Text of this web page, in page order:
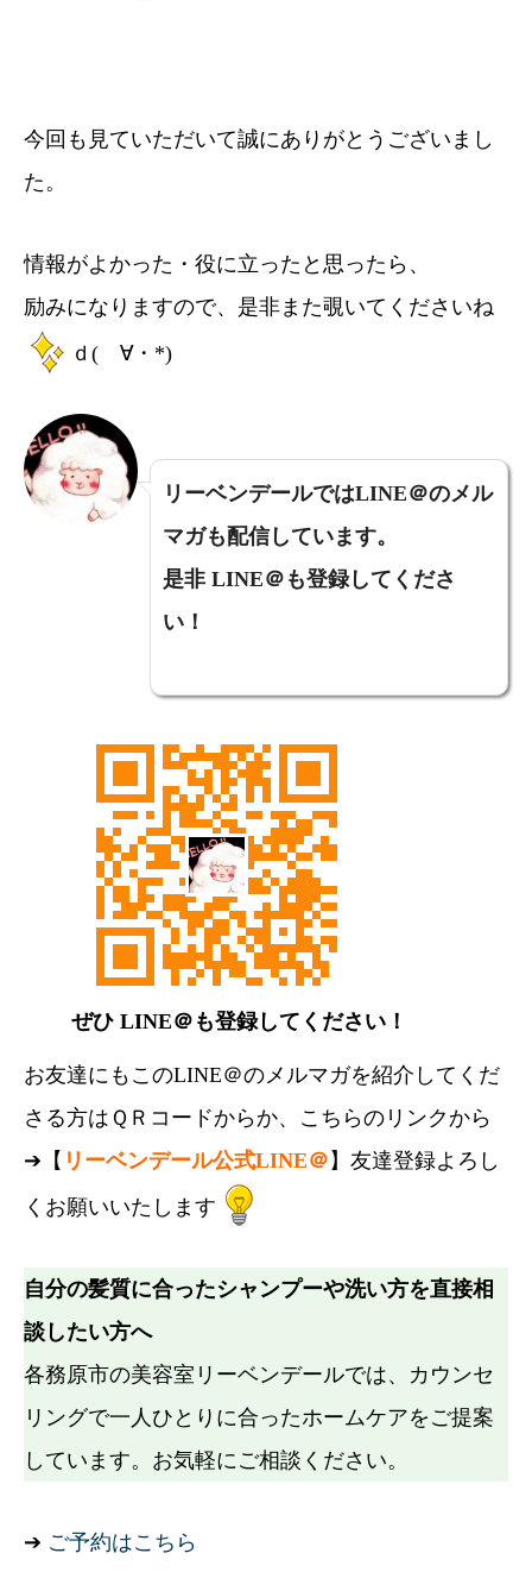
今回も見ていただいて誠にありがとうございまし
た。
情報がよかった・役に立ったと思ったら、
励みになりますので、是非また覗いてくださいね
ｄ(ゝ∀・*)
リーベンデールではLINE＠のメル
マガも配信しています。
是非 LINE＠も登録してくださ
い！
ぜひ LINE＠も登録してください！
お友達にもこのLINE＠のメルマガを紹介してくだ
さる方はＱＲコードからか、こちらのリンクから
➔【 リーベンデール公式LINE＠ 】友達登録よろし
くお願いいたします
自分の髪質に合ったシャンプーや洗い方を直接相
談したい方へ
各務原市の美容室リーベンデールでは、カウンセ
リングで一人ひとりに合ったホームケアをご提案
しています。お気軽にご相談ください。
➔ ご予約はこちら